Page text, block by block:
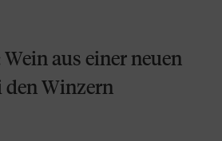
aus einer neuen
den Winzern